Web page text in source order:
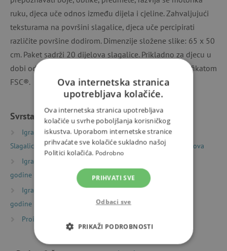
ruku, djeca uče odnos između dijela i cjeline. Zahvaljujući
teksturama na površini slagalice, djeca uče percipirati
različite površine dodirom. Dimenzije složene slike: 65 x 50
cm. Paket sadrži 20 dijelova slagalice. Prikladno za djecu u
dobi od 2 do 4 godine. Proizvedeno od papira s certifikatom
FSC®.
Svrstano u kategorije
Igračke prema vrsti
Puzzle, mozaici i slagalice
Slagalice (puzzle)
Dječje slagalice (puzzle) 2 – 40 dijelova
Igračke prema starosti
godine
Igračke prema starosti
Igre i igračke za djecu od 3
godine
Proizvođači
Ova internetska stranica
upotrebljava kolačiće.
Ova internetska stranica upotrebljava
kolačiće u svrhe poboljšanja korisničkog
iskustva. Uporabom internetske stranice
prihvaćate sve kolačiće sukladno našoj
Politici kolačića. Podrobno
PRIHVATI SVE
Odbaci sve
PRIKAŽI PODROBNOSTI
NUŽNO POTREBNI KOLAČIĆI